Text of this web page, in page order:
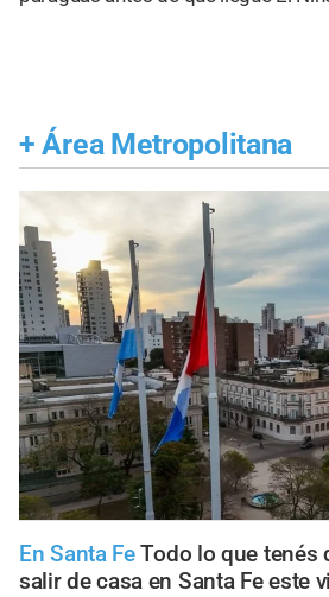
+ Área Metropolitana
En Santa FeTodo lo que tenés
salir de casa en Santa Fe este